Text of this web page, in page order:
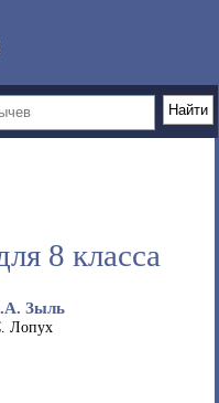
8 класса
Зыль
Лопух